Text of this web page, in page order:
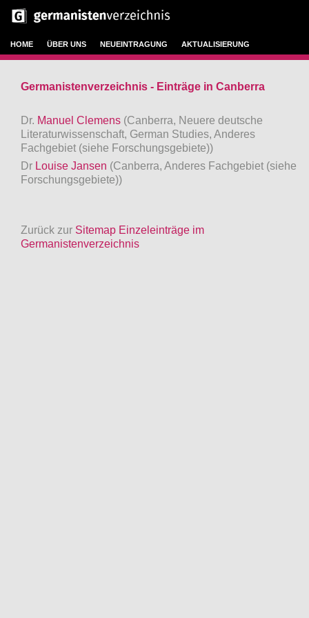
HOME ÜBER UNS NEUEINTRAGUNG AKTUALISIERUNG
Germanistenverzeichnis - Einträge in Canberra
Dr. Manuel Clemens (Canberra, Neuere deutsche
Literaturwissenschaft, German Studies, Anderes
Fachgebiet (siehe Forschungsgebiete))
Dr Louise Jansen (Canberra, Anderes Fachgebiet (siehe
Forschungsgebiete))
Zurück zur Sitemap Einzeleinträge im
Germanistenverzeichnis